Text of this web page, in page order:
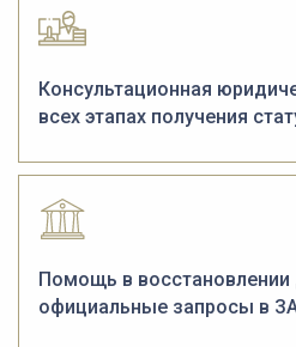
Консультационная
всех этапах получения
Помощь в восстановлении
официальные запросы в